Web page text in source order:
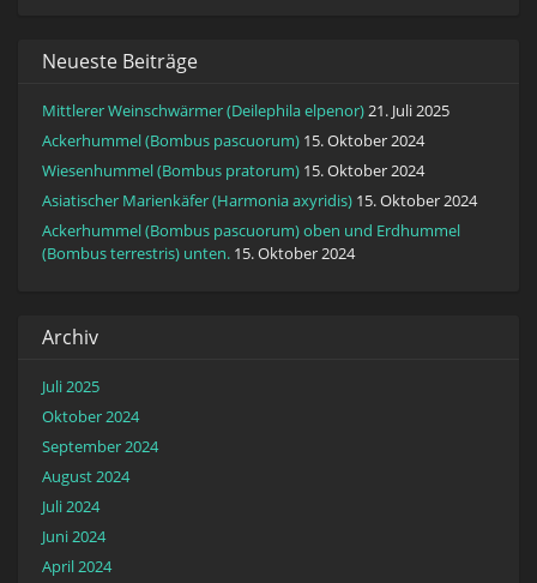
Neueste Beiträge
Mittlerer Weinschwärmer (Deilephila elpenor)21. Juli 2025
Ackerhummel (Bombus pascuorum) 15. Oktober 2024
Wiesenhummel (Bombus pratorum) 15. Oktober 2024
Asiatischer Marienkäfer (Harmonia axyridis) 15. Oktober 2024
Ackerhummel (Bombus pascuorum) oben und Erdhummel
(Bombus terrestris) unten. 15. Oktober 2024
Archiv
Juli 2025
Oktober 2024
September 2024
August 2024
Juli 2024
Juni 2024
April 2024